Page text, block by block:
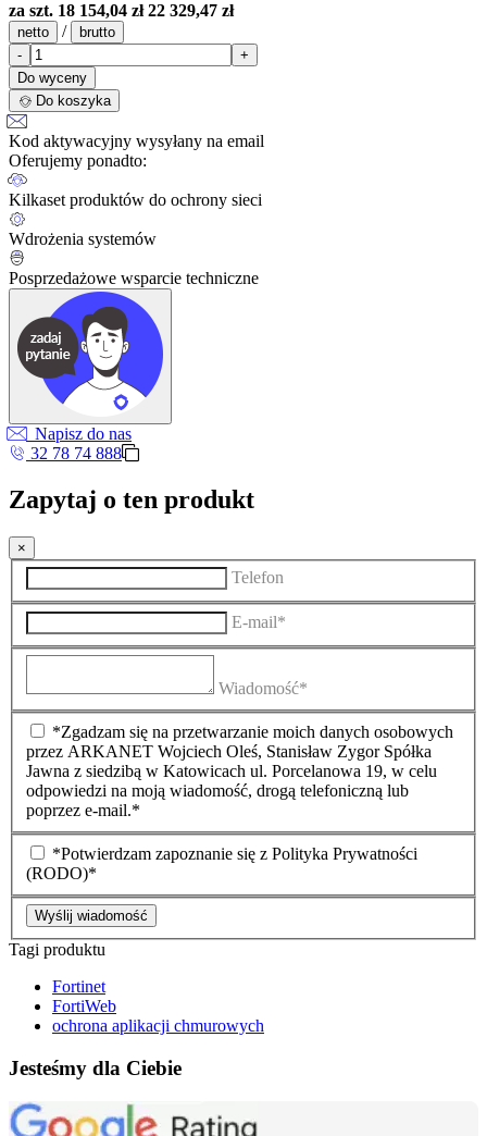
za szt. 18 154,04 zł 22 329,47 zł
netto /
brutto
-
+
Do wyceny
Do koszyka
Kod aktywacyjny wysyłany na email
Oferujemy ponadto:
Kilkaset produktów do ochrony sieci
Wdrożenia systemów
Posprzedażowe wsparcie techniczne
Napisz do nas
32 78 74 888
Zapytaj o ten produkt
×
Telefon
E-mail*
Wiadomość*
*Zgadzam się na przetwarzanie moich danych osobowych
przez ARKANET Wojciech Oleś, Stanisław Zygor Spółka
Jawna z siedzibą w Katowicach ul. Porcelanowa 19, w celu
odpowiedzi na moją wiadomość, drogą telefoniczną lub
poprzez e-mail.*
*Potwierdzam zapoznanie się z Polityka Prywatności
(RODO)*
Wyślij wiadomość
Tagi produktu
Fortinet
FortiWeb
ochrona aplikacji chmurowych
Jesteśmy dla Ciebie